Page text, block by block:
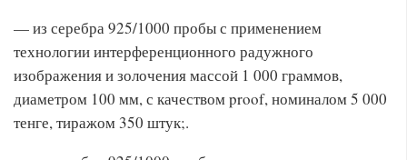
— из серебра 925/1000 пробы с применением
технологии интерференционного радужного
изображения и золочения массой 1 000 граммов,
диаметром 100 мм, с качеством proof, номиналом 5 000
тенге, тиражом 350 штук;.